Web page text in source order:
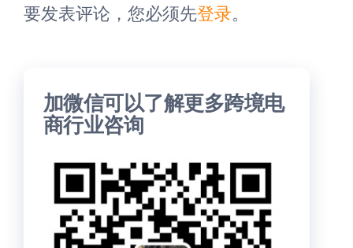
要发表评论，您必须先登录。
加微信可以了解更多跨境电
商行业咨询